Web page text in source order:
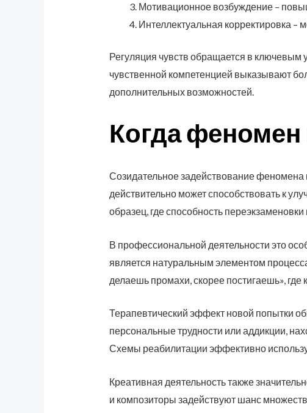
Мотивационное возбуждение –
Интеллектуальная корректировка
Регуляция чувств обращается в
чувственной компетенцией выказывают
дополнительных возможностей.
Когда
Созидательное задействование феномена
действительно может способствовать к
образец, где способность
В профессиональной деятельности это
является натуральным элементом
делаешь промахи, скорее постигаешь»,
Терапевтический эффект новой попытки
персональные трудности или аддикции,
Схемы реабилитации эффективно
Креативная деятельность также
и композиторы задействуют шанс